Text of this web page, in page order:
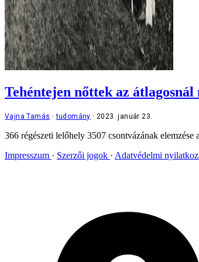
Tehéntejen nőttek az
Vajna Tamás tudomány 2023. január 23.
366 régészeti lelőhely 3507 csontvázának
Impresszum
Szerzői jogok Adatvédelmi